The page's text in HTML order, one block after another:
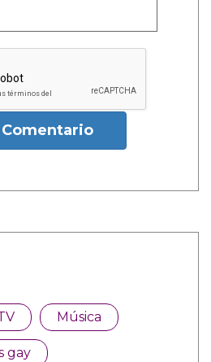
Música
gay